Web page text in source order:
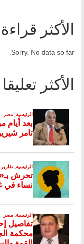
الأكثر قراءة
Sorry. No data so far.
الأكثر تعليقا